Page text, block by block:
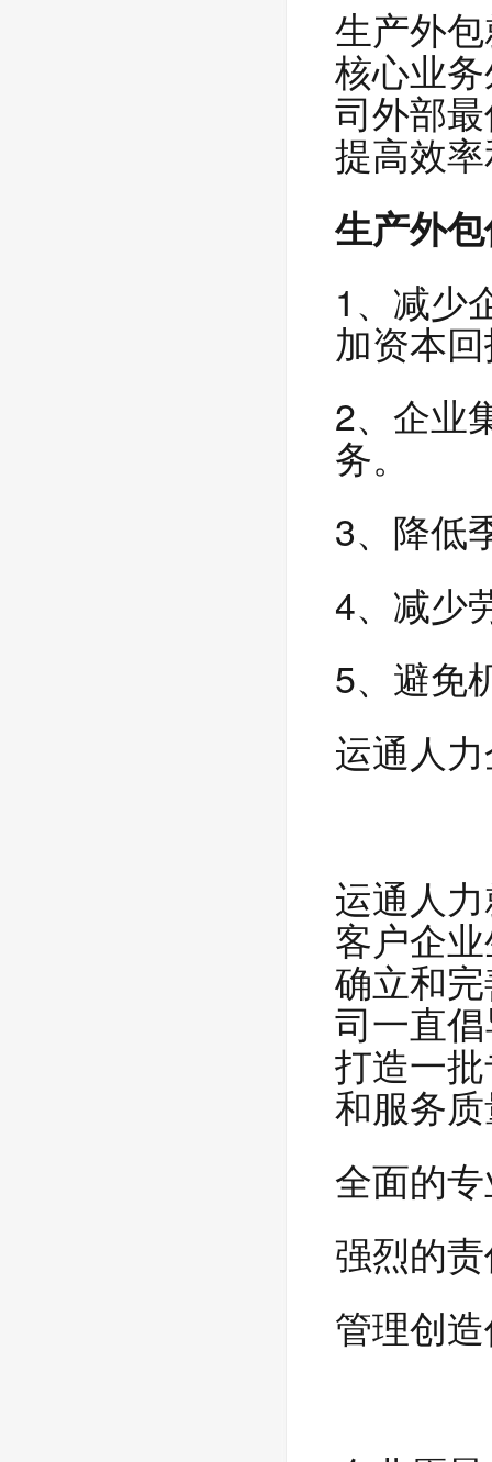
生产外
核心业
司外部
提高效
生产外
1、减少
加资本
2、企业
务。
3、降低
4、减少
5、避免
运通人
运通人
客户企
确立和
司一直
打造一
和服务
全面的
强烈的
管理创